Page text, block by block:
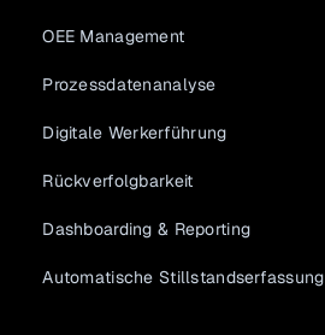
OEE Management
Prozessdatenanalyse
Digitale Werkerführung
Rückverfolgbarkeit
Dashboarding & Reporting
Automatische Stillstandserfassung